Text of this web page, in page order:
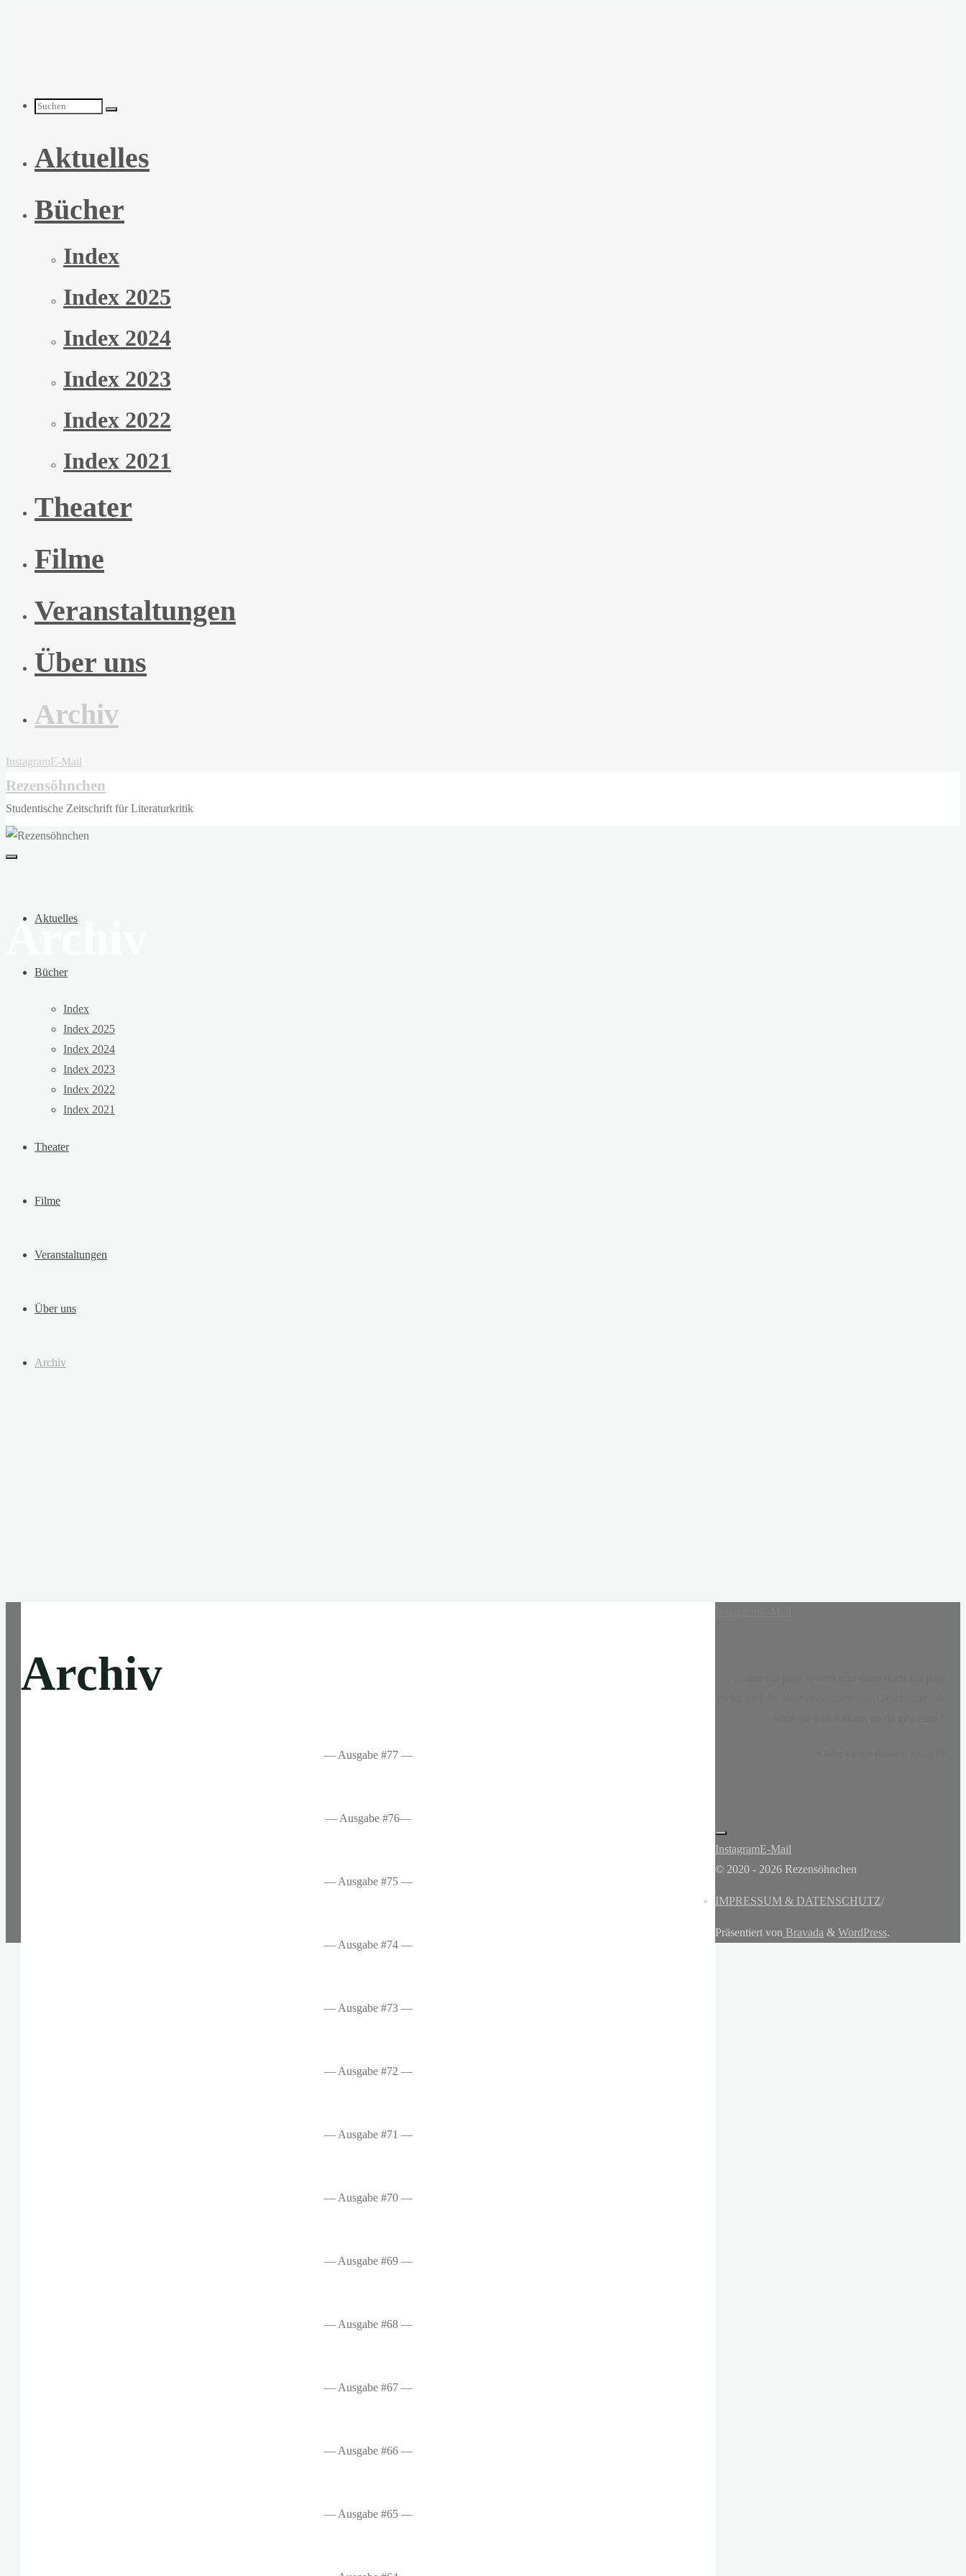
Suchen
nach:
Aktuelles
Bücher
Index
Index 2025
Index 2024
Index 2023
Index 2022
Index 2021
Theater
Filme
Veranstaltungen
Über uns
Archiv
InstagramE-Mail
Rezensöhnchen
Studentische Zeitschrift für Literaturkritik
Aktuelles
Bücher
Index
Index 2025
Index 2024
Index 2023
Index 2022
Index 2021
Theater
Filme
Veranstaltungen
Über uns
Archiv
Archiv
Archiv
— Ausgabe #77 —
— Ausgabe #76—
— Ausgabe #75 —
— Ausgabe #74 —
— Ausgabe #73 —
— Ausgabe #72 —
— Ausgabe #71 —
— Ausgabe #70 —
— Ausgabe #69 —
— Ausgabe #68 —
— Ausgabe #67 —
— Ausgabe #66 —
— Ausgabe #65 —
InstagramE-Mail
© 2020 - 2026 Rezensöhnchen
IMPRESSUM & DATENSCHUTZ/
Präsentiert von Bravada & WordPress.